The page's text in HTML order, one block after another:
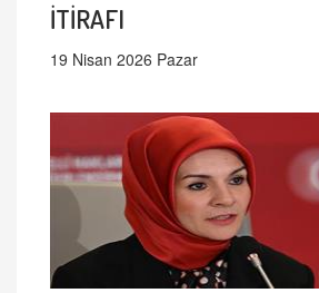
İTİRAFI
19 Nisan 2026 Pazar